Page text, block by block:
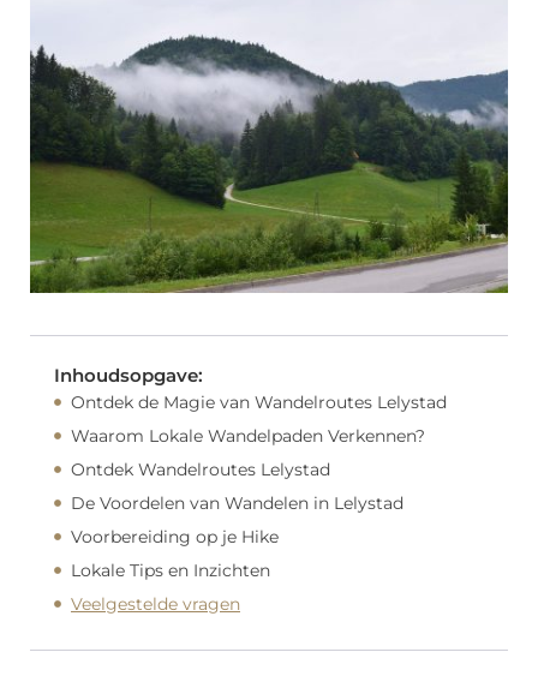
Inhoudsopgave:
Ontdek de Magie van Wandelroutes Lelystad
Waarom Lokale Wandelpaden Verkennen?
Ontdek Wandelroutes Lelystad
De Voordelen van Wandelen in Lelystad
Voorbereiding op je Hike
Lokale Tips en Inzichten
Veelgestelde vragen